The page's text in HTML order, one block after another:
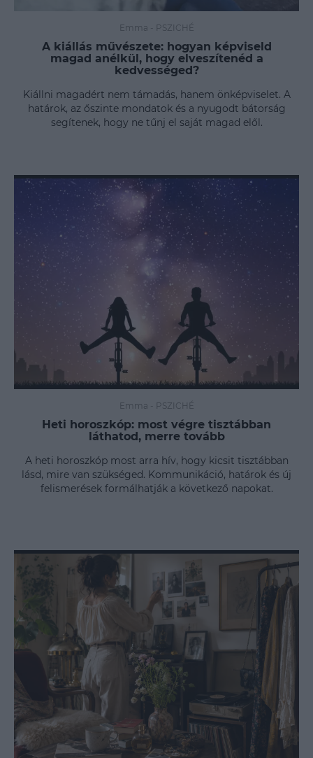
Emma - PSZICHÉ
A kiállás művészete: hogyan képviseld
magad anélkül, hogy elveszítenéd a
kedvességed?
Kiállni magadért nem támadás, hanem önképviselet. A
határok, az őszinte mondatok és a nyugodt bátorság
segítenek, hogy ne tűnj el saját magad elől.
Emma - PSZICHÉ
Heti horoszkóp: most végre tisztábban
láthatod, merre tovább
A heti horoszkóp most arra hív, hogy kicsit tisztábban
lásd, mire van szükséged. Kommunikáció, határok és új
felismerések formálhatják a következő napokat.